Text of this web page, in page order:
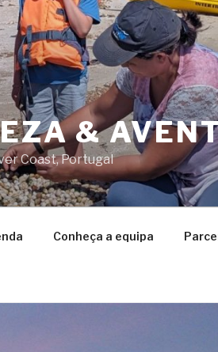
&
Coast, Portugal
Conheça a equipa